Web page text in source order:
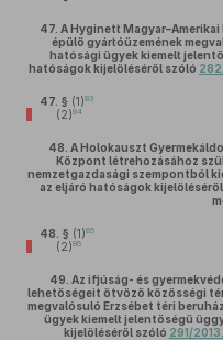
47. A Hyginett
épülő gyártóüzemének
hatósági ügyek kiemelt
hatóságok kijelöléséről szóló
47. § (1)83
(2)84
48. A Holokauszt
Központ létrehozásához
nemzetgazdasági szempontból
az eljáró hatóságok
48. § (1)85
(2)86
49. Az ifjúság- és
lehetőségeit ötvöző közösségi
megvalósuló Erzsébet téri
ügyek kiemelt jelentőségű
kijelöléséről szóló 291/